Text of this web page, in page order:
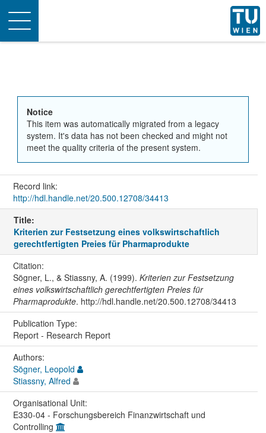
Toggle
navigation
Notice
This item was automatically migrated from a legacy
system. It's data has not been checked and might not
meet the quality criteria of the present system.
Record link:
http://hdl.handle.net/20.500.12708/34413
Title:
Kriterien zur Festsetzung eines volkswirtschaftlich
gerechtfertigten Preies für Pharmaprodukte
Citation:
Sögner, L., & Stiassny, A. (1999). Kriterien zur Festsetzung
eines volkswirtschaftlich gerechtfertigten Preies für
Pharmaprodukte. http://hdl.handle.net/20.500.12708/34413
Publication Type:
Report - Research Report
Authors:
Sögner, Leopold
Stiassny, Alfred
Organisational Unit:
E330-04 - Forschungsbereich Finanzwirtschaft und
Controlling